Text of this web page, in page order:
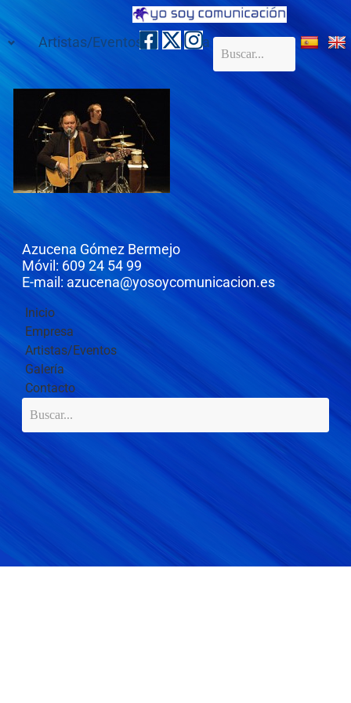
Artistas/Eventos Galería Contacto
Azucena Gómez Bermejo
Móvil: 609 24 54 99
E-mail: azucena@yosoycomunicacion.es
Inicio
Empresa
Artistas/Eventos
Galería
Contacto